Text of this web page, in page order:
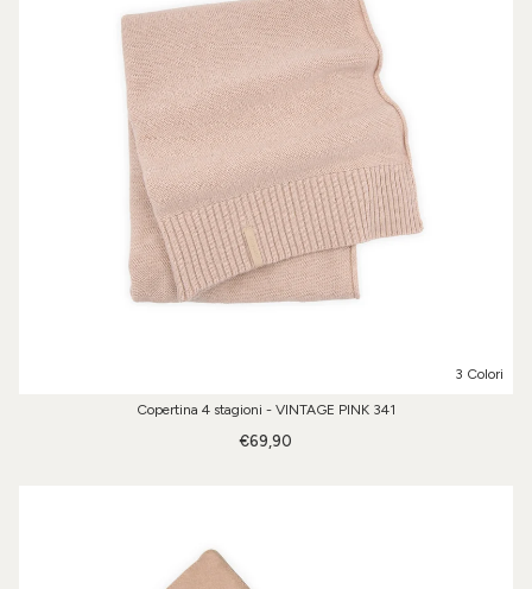
3 Colori
Copertina 4 stagioni - VINTAGE PINK 341
€69,90